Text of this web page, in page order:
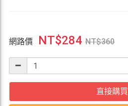
網路價 NT$284 NT$360
直接購買